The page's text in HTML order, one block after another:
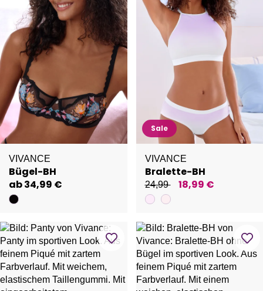
VIVANCE
Bügel-BH
ab 34,99 €
Sale
VIVANCE
Bralette-BH
24,99 18,99 €